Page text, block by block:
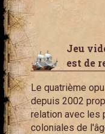
Jeu
est de
Le quatrième
depuis 2002
relation avec les
coloniales de